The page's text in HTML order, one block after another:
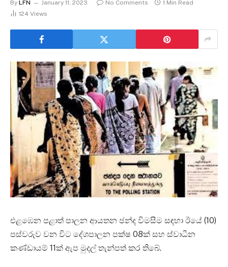
By LFN January 11, 2023 No Comments
1 Min Read
124 Views
එළඹෙන පළාත් පාලන ආයතන ඡන්ද විමසීම සඳහා ඊයේ (10)
පස්වරුව වන විට දේශපාලන පක්ෂ 08ක් සහ ස්වාධීන
කණ්ඩායම් 11ක් ඇප මුදල් තැන්පත් කර තිබේ.